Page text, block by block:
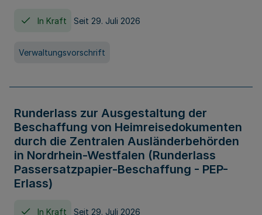
In Kraft Seit 29. Juli 2026
Verwaltungsvorschrift
Runderlass zur Ausgestaltung der
Beschaffung von Heimreisedokumenten
durch die Zentralen Ausländerbehörden
in Nordrhein-Westfalen (Runderlass
Passersatzpapier-Beschaffung - PEP-
Erlass)
In Kraft Seit 29. Juli 2026